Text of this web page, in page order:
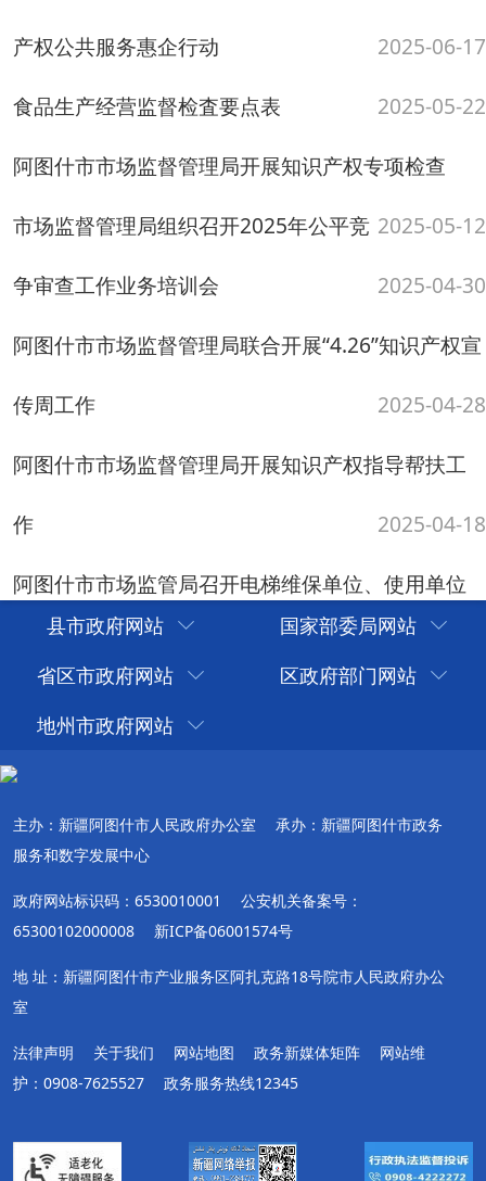
阿图什市市场监管局召开电梯维保单位、使用单位
特别的“心灵礼物” 2025-03-10
积极推动边贸经济发展 市场监管局助力边民互市合
作社成立 2025-02-28
阿图什市市场监督管理局积极服务企业年报工作
高效服务暖人心 企业致谢送锦旗
2025-01-20
首页
上一页 下一页 尾页
县市政府网站
国家部委局网站
省区市政府网站
区政府部门网站
地州市政府网站
主办：新疆阿图什市人民政府办公室
承办：新疆阿图什市政务
服务和数字发展中心
政府网站标识码：6530010001
公安机关备案号：
65300102000008
新ICP备06001574号
地 址：新疆阿图什市产业服务区阿扎克路18号院市人民政府办公
室
法律声明 关于我们 网站地图 政务新媒体矩阵
网站维
护：0908-7625527
政务服务热线12345